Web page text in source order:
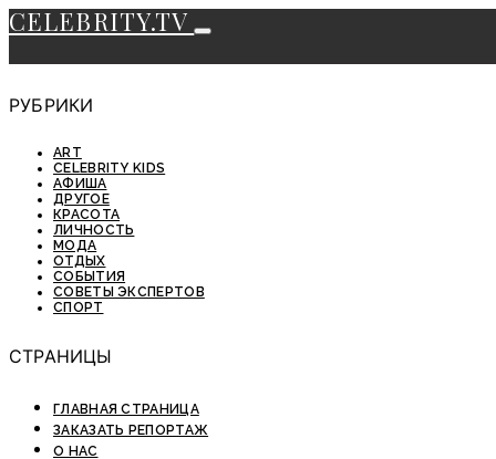
CELEBRITY.TV
РУБРИКИ
ART
CELEBRITY KIDS
АФИША
ДРУГОЕ
КРАСОТА
ЛИЧНОСТЬ
МОДА
ОТДЫХ
СОБЫТИЯ
СОВЕТЫ ЭКСПЕРТОВ
СПОРТ
СТРАНИЦЫ
ГЛАВНАЯ СТРАНИЦА
ЗАКАЗАТЬ РЕПОРТАЖ
О НАС